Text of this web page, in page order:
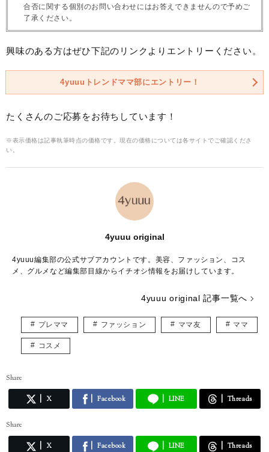
合否に関する個別のお問い合わせにはお答えできませんので予めご
了承ください。
興味のある方はぜひ下記のリンクよりエントリーください。
4yuuuトレンドママ部にエントリー！
たくさんのご応募をお待ちしています！
※表示価格は記事執筆時点の価格です。現在の価格については各サイトでご確認くださ
い。
4yuuu original
4yuuu編集部の公式サブアカウントです。美容、ファッション、コス
メ、グルメなど編集部目線からイチオシ情報をお届けしています。
4yuuu original 記事一覧へ
プレママ ファッション ママ友 ママ
コスメ
Share
X Facebook LINE Threads
Share
X Facebook LINE Threads